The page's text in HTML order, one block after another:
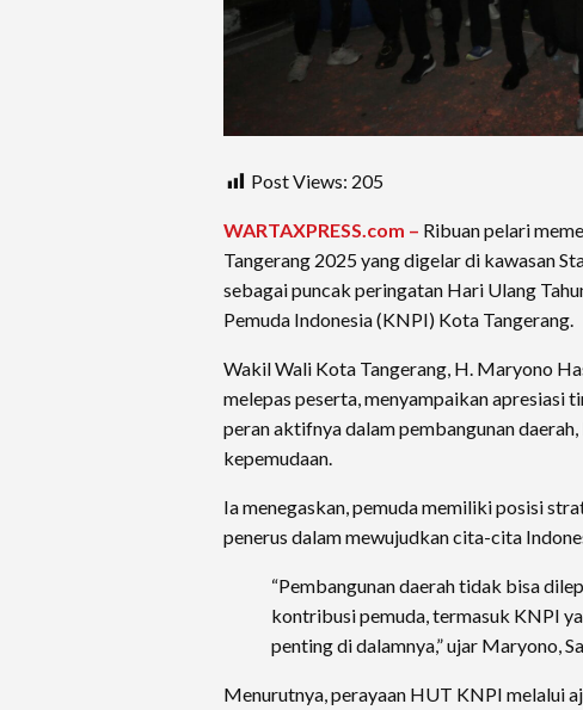
Post Views: 205
WARTAXPRESS.com – Ribuan pelari
Tangerang 2025 yang digelar di kawasan
sebagai puncak peringatan Hari Ulang
Pemuda Indonesia (KNPI) Kota Tangerang.
Wakil Wali Kota Tangerang, H. Maryono
melepas peserta, menyampaikan apresiasi
peran aktifnya dalam pembangunan
kepemudaan.
Ia menegaskan, pemuda memiliki posisi
penerus dalam mewujudkan cita-cita
“Pembangunan daerah tidak bisa
kontribusi pemuda, termasuk KNPI
penting di dalamnya,” ujar Maryono,
Menurutnya, perayaan HUT KNPI melalui